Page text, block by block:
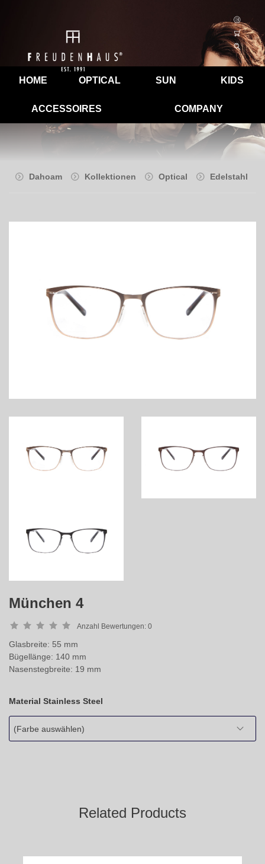
HOME OPTICAL SUN KIDS
ACCESSOIRES COMPANY
Dahoam Kollektionen Optical Edelstahl
München 4
Anzahl Bewertungen: 0
Glasbreite: 55 mm
Bügellänge: 140 mm
Nasenstegbreite: 19 mm
Material Stainless Steel
(Farbe auswählen)
Related Products